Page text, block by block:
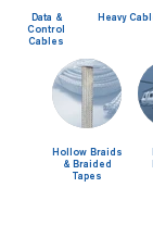
Data &
Control
Cables
Heavy
Hollow Braids
& Braided
Tapes